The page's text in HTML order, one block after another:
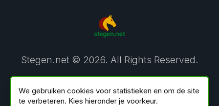
Stegen.net © 2026. All Rights Reserved.
We gebruiken cookies voor statistieken en om de site
te verbeteren. Kies hieronder je voorkeur.